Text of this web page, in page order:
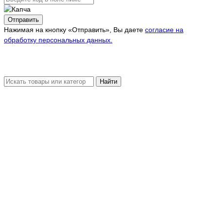
Отправить
Нажимая на кнопку «Отправить», Вы даете согласие на
обработку персональных данных.
Найти